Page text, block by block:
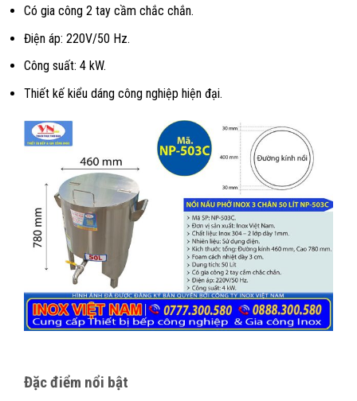
Có gia công 2 tay cầm chắc chắn.
Điện áp: 220V/50 Hz.
Công suất: 4 kW.
Thiết kế kiểu dáng công nghiệp hiện đại.
Đặc điểm nổi bật